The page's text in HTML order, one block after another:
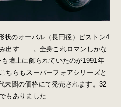
のオーバル（長円径）ピストン4
出す……。全身これロマンしかな
壇上に飾られていたのが1991年
ちらもスーパーフォアシリーズと
未聞の価格にて発売されます。32
もありました